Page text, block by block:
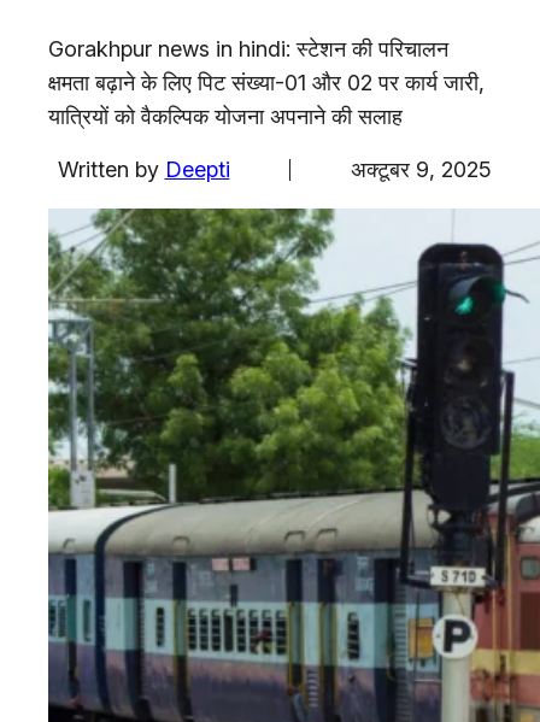
राशिफल
एजुकेशन
Gorakhpur news in hindi: स्टेशन की परिचालन
क्षमता बढ़ाने के लिए पिट संख्या-01 और 02 पर कार्य जारी,
यात्रियों को वैकल्पिक योजना अपनाने की सलाह
Written by Deepti अक्टूबर 9, 2025